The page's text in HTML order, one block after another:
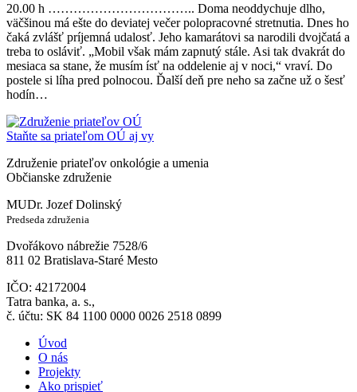
20.00 h …………………………….. Doma neoddychuje dlho,
väčšinou má ešte do deviatej večer polopracovné stretnutia. Dnes ho
čaká zvlášť príjemná udalosť. Jeho kamarátovi sa narodili dvojčatá a
treba to osláviť. „Mobil však mám zapnutý stále. Asi tak dvakrát do
mesiaca sa stane, že musím ísť na oddelenie aj v noci,“ vraví. Do
postele si líha pred polnocou. Ďalší deň pre neho sa začne už o šesť
hodín…
Staňte sa priateľom OÚ aj vy
Združenie priateľov onkológie a umenia
Občianske združenie
MUDr. Jozef Dolinský
Predseda združenia
Dvořákovo nábrežie 7528/6
811 02 Bratislava-Staré Mesto
IČO: 42172004
Tatra banka, a. s.,
č. účtu: SK 84 1100 0000 0026 2518 0899
Úvod
O nás
Projekty
Ako prispieť